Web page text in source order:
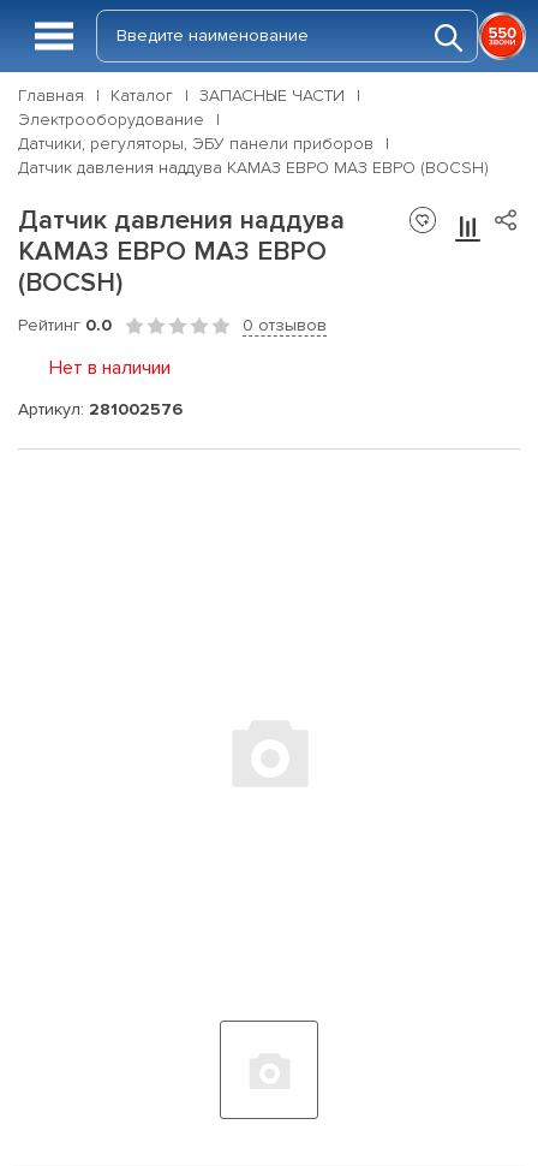
Главная Каталог
ЗАПАСНЫЕ ЧАСТИ
Электрооборудование
Датчики, регуляторы, ЭБУ панели приборов
Датчик давления наддува КАМАЗ ЕВРО МАЗ ЕВРО (BOCSH)
Датчик давления наддува
КАМАЗ ЕВРО МАЗ ЕВРО
(BOCSH)
Рейтинг 0.0 0 отзывов
Нет в наличии
Артикул: 281002576